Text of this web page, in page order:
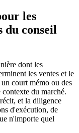
les
du conseil
dont les
les ventes et le
court mémo ou des
contexte du marché.
et la diligence
d'exécution, de
n'importe quel